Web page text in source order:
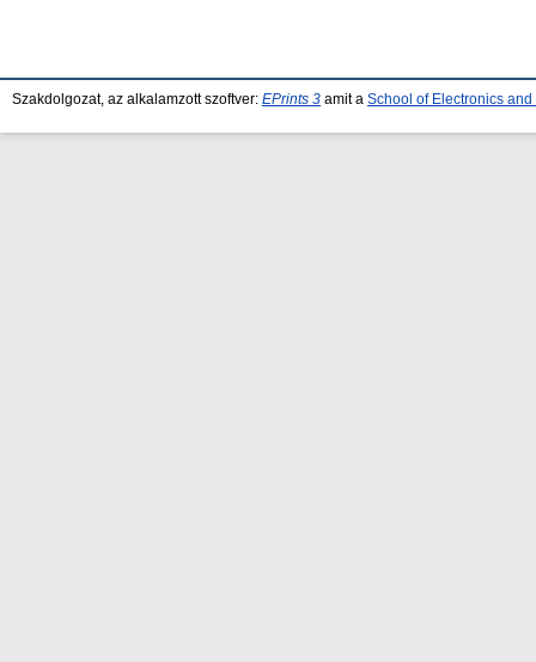
Szakdolgozat, az alkalamzott szoftver: EPrints 3 amit a School of Electronics